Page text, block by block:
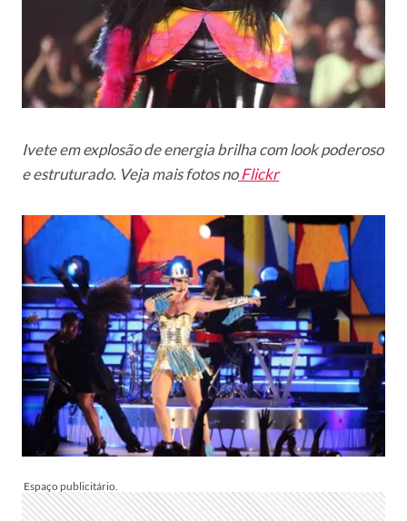
Ivete em explosão de energia brilha com look poderoso
e estruturado. Veja mais fotos noFlickr